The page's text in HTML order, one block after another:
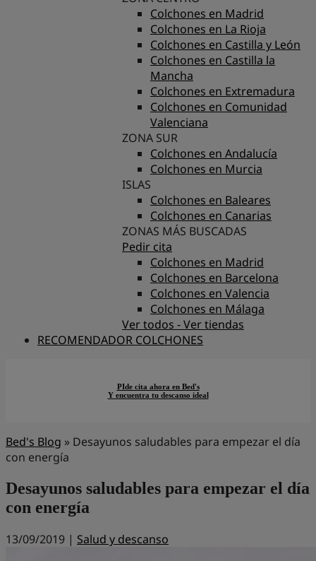
Colchones en Madrid
Colchones en La Rioja
Colchones en Castilla y León
Colchones en Castilla la
Mancha
Colchones en Extremadura
Colchones en Comunidad
Valenciana
ZONA SUR
Colchones en Andalucía
Colchones en Murcia
ISLAS
Colchones en Baleares
Colchones en Canarias
ZONAS MÁS BUSCADAS
Pedir cita
Colchones en Madrid
Colchones en Barcelona
Colchones en Valencia
Colchones en Málaga
Ver todos - Ver tiendas
RECOMENDADOR COLCHONES
PIde cita ahora en Bed's
Y encuentra tu descanso ideal
Bed's Blog » Desayunos saludables para empezar el día
con energía
Desayunos saludables para empezar el día
con energía
13/09/2019 | Salud y descanso